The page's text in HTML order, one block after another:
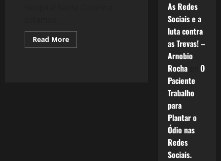
Read MoreRead
more
As Redes
Sociais e a
luta contra
as Trevas! –
Arnobio
Rochaem O
Paciente
Trabalho
para
Plantar o
Ódio nas
Redes
Sociais.